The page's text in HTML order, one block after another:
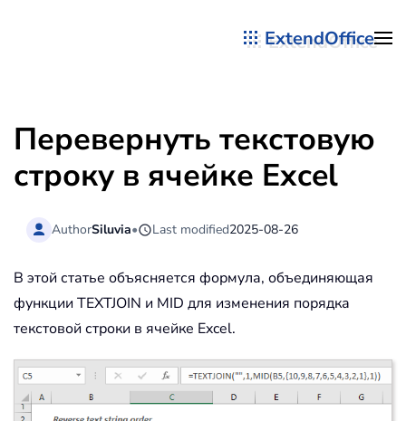
ExtendOffice
Перевернуть текстовую
строку в ячейке Excel
AuthorSiluvia• Last modified2025-08-26
В этой статье объясняется формула, объединяющая
функции TEXTJOIN и MID для изменения порядка
текстовой строки в ячейке Excel.